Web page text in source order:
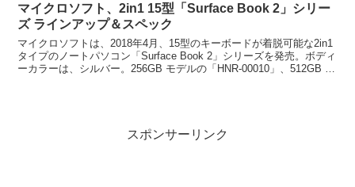
マイクロソフト、2in1 15型「Surface Book 2」シリー
ズ ラインアップ＆スペック
マイクロソフトは、2018年4月、15型のキーボードが着脱可能な2in1
タイプのノートパソコン「Surface Book 2」シリーズを発売。ボディ
ーカラーは、シルバー。256GB モデルの「HNR-00010」、512GB モ
スポンサーリンク